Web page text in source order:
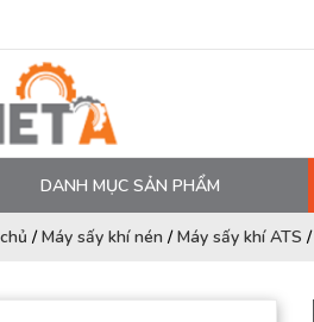
DANH MỤC SẢN PHẨM
NÉN KHÍ
/Máy sấy khí nén /Máy sấy khí ATS /